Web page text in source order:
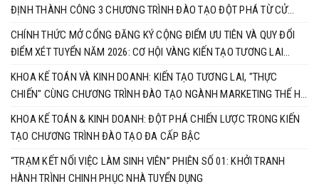
ĐỊNH THÀNH CÔNG 3 CHƯƠNG TRÌNH ĐÀO TẠO ĐỘT PHÁ TỪ CỬ
NHÂN ĐẾN TIẾN SĨ
CHÍNH THỨC MỞ CỔNG ĐĂNG KÝ CỘNG ĐIỂM ƯU TIÊN VÀ QUY ĐỔI
ĐIỂM XÉT TUYỂN NĂM 2026: CƠ HỘI VÀNG KIẾN TẠO TƯƠNG LAI
CÙNG KHOA KẾ TOÁN & KINH DOANH
KHOA KẾ TOÁN VÀ KINH DOANH: KIẾN TẠO TƯƠNG LAI, "THỰC
CHIẾN" CÙNG CHƯƠNG TRÌNH ĐÀO TẠO NGÀNH MARKETING THẾ HỆ
KHOA KẾ TOÁN & KINH DOANH: ĐỘT PHÁ CHIẾN LƯỢC TRONG KIẾN
TẠO CHƯƠNG TRÌNH ĐÀO TẠO ĐA CẤP BẬC
“TRẠM KẾT NỐI VIỆC LÀM SINH VIÊN” PHIÊN SỐ 01: KHỞI TRANH
HÀNH TRÌNH CHINH PHỤC NHÀ TUYỂN DỤNG